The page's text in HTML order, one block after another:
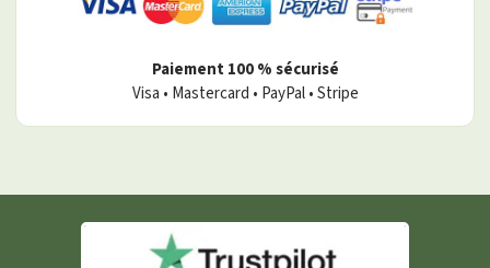
Paiement 100 % sécurisé
Visa • Mastercard • PayPal • Stripe